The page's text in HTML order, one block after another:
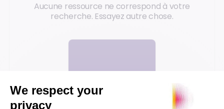
Aucune ressource ne correspond à votre
recherche. Essayez autre chose.